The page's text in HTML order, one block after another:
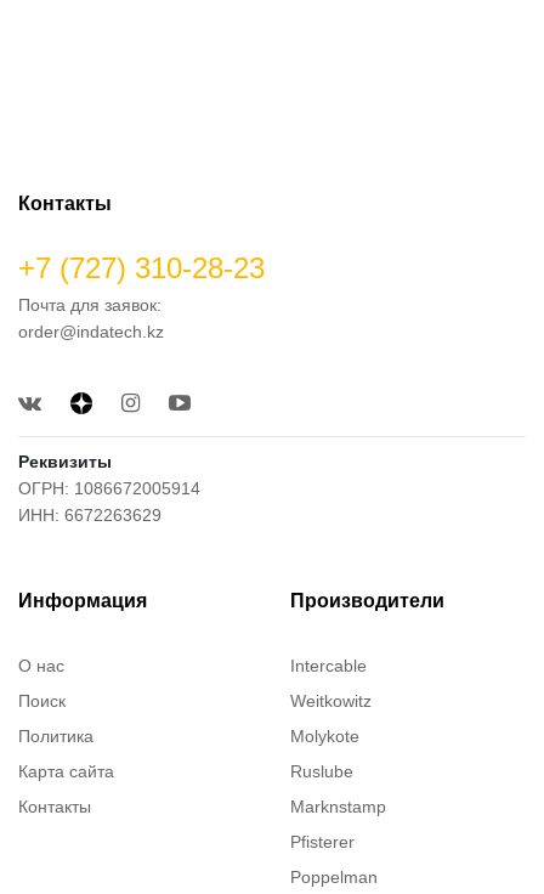
Контакты
+7 (727) 310-28-23
Почта для заявок:
order@indatech.kz
Реквизиты
ОГРН: 1086672005914
ИНН: 6672263629
Информация
О нас
Поиск
Политика
Карта сайта
Контакты
Производители
Intercable
Weitkowitz
Molykote
Ruslube
Marknstamp
Pfisterer
Poppelman